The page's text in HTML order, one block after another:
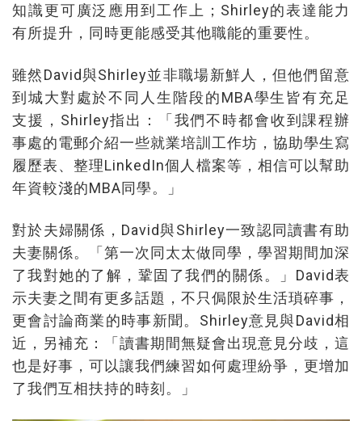
知識更可廣泛應用到工作上；Shirley的表達能力
有所提升，同時更能感受其他職能的重要性。
雖然David與Shirley並非職場新鮮人，但他們留意
到城大對處於不同人生階段的MBA學生皆有充足
支援，Shirley指出：「我們不時都會收到課程辦
事處的電郵介紹一些就業培訓工作坊，協助學生寫
履歷表、整理LinkedIn個人檔案等，相信可以幫助
年資較淺的MBA同學。」
對於夫婦關係，David與Shirley一致認同讀書有助
夫妻關係。「第一次同太太做同學，學習期間加深
了我對她的了解，鞏固了我們的關係。」David表
示夫妻之間有更多話題，不只侷限於生活瑣碎事，
更會討論商業的時事新聞。Shirley意見與David相
近，另補充：「讀書期間無疑會出現意見分歧，這
也是好事，可以讓我們練習如何處理紛爭，更增加
了我們互相扶持的時刻。」